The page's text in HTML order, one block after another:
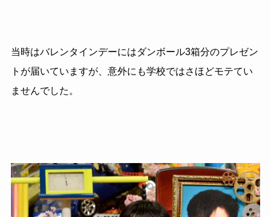
当時はバレンタインデーにはダンボール3箱分のプレゼン
トが届いていますが、意外にも学校ではさほどモテてい
ませんでした。